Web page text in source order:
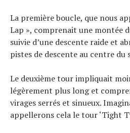
La première boucle, que nous
Lap », comprenait une montée
suivie d’une descente raide et
pistes de descente au centre du
Le deuxième tour impliquait
légèrement plus long et
virages serrés et sinueux.
appellerons cela le tour ‘Tight